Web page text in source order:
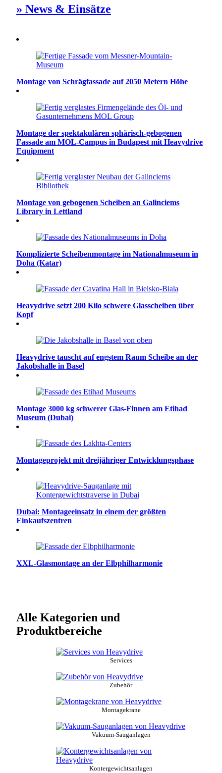
» News & Einsätze
Montage von Schrägfassade auf 2050 Metern Höhe
Montage der spektakulären sphärisch-gebogenen
Fassade am MOL-Campus in Budapest mit Heavydrive
Equipment
Montage von gebogenen Scheiben an Galinciems
Library in Lettland
Komplizierte Scheibenmontage im Nationalmuseum in
Doha (Katar)
Heavydrive setzt 200 Kilo schwere Glasscheiben über
Kopf
Heavydrive tauscht auf engstem Raum Scheibe an der
Jakobshalle in Basel
Montage 3000 kg schwerer Glas-Finnen am Etihad
Museum (Dubai)
Montageprojekt mit dreijähriger Entwicklungsphase
Dubai: Montageeinsatz in einem der größten
Einkaufszentren
XXL-Glasmontage an der Elbphilharmonie
Alle Kategorien und
Produktbereiche
Services
Zubehör
Montagekrane
Vakuum-Sauganlagen
Kontergewichtsanlagen